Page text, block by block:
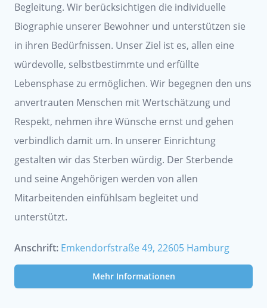
Begleitung. Wir berücksichtigen die individuelle
Biographie unserer Bewohner und unterstützen sie
in ihren Bedürfnissen. Unser Ziel ist es, allen eine
würdevolle, selbstbestimmte und erfüllte
Lebensphase zu ermöglichen. Wir begegnen den uns
anvertrauten Menschen mit Wertschätzung und
Respekt, nehmen ihre Wünsche ernst und gehen
verbindlich damit um. In unserer Einrichtung
gestalten wir das Sterben würdig. Der Sterbende
und seine Angehörigen werden von allen
Mitarbeitenden einfühlsam begleitet und
unterstützt.
Anschrift: Emkendorfstraße 49, 22605 Hamburg
Mehr Informationen